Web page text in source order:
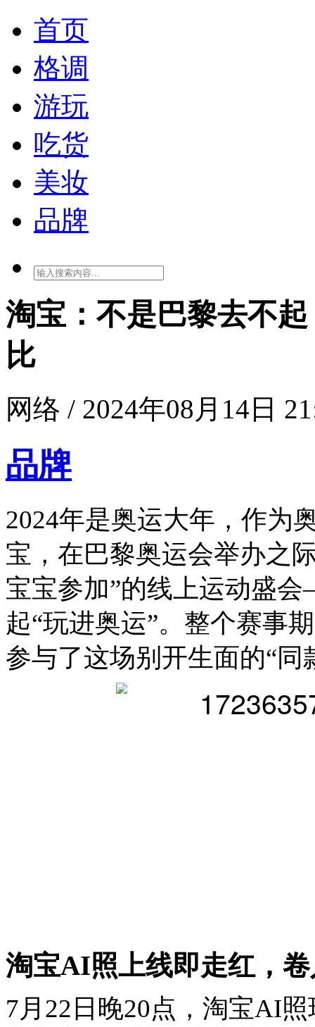
首页
格调
游玩
吃货
美妆
品牌
淘宝：不是巴黎去不
比
网络 / 2024年08月14日
品牌
2024年是奥运大年，作为
宝，在巴黎奥运会举办之
宝宝参加”的线上运动盛
起“玩进奥运”。整个赛事
参与了这场别开生面的“同
淘宝AI照上线即走红，
7月22日晚20点，淘宝AI